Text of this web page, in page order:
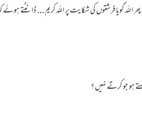
گویا فرشتوں کی شکایت پر اللہ کریم ... ڈانٹتے
ہو جو کرتے نہیں ؟